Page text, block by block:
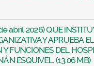
abril 2026) QUE
Y APRUEBA EL
FUNCIONES DEL
ESQUIVEL. (13.06 MB)